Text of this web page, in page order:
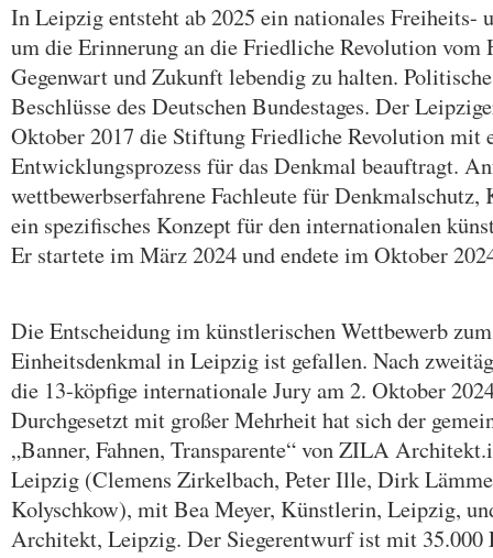
In Leipzig entsteht ab 2025 ein nationales Freiheits-
um die Erinnerung an die Friedliche Revolution vom
Gegenwart und Zukunft lebendig zu halten.
Beschlüsse des Deutschen Bundestages. Der
Oktober 2017 die Stiftung Friedliche Revolution mit
Entwicklungsprozess für das Denkmal beauftragt.
wettbewerbserfahrene Fachleute für
ein spezifisches Konzept für den internationalen
Er startete im März 2024 und endete im Oktober
Die Entscheidung im künstlerischen Wettbewerb
Einheitsdenkmal in Leipzig ist gefallen. Nach
die 13-köpfige internationale Jury am 2. Oktober
Durchgesetzt mit großer Mehrheit hat sich der
„Banner, Fahnen, Transparente“ von ZILA
Leipzig (Clemens Zirkelbach, Peter Ille, Dirk
Kolyschkow), mit Bea Meyer, Künstlerin, Leipzig,
Architekt, Leipzig. Der Siegerentwurf ist mit 35.000